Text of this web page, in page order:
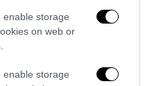
enable storage
on web or
enable storage